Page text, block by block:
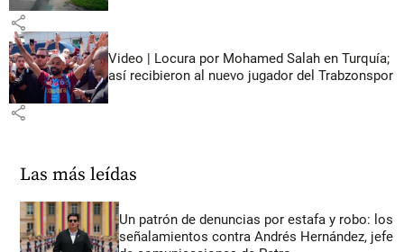
share
Video | Locura por Mohamed Salah en Turquía;
así recibieron al nuevo jugador del Trabzonspor
share
Las más leídas
Un patrón de denuncias por estafa y robo: los
señalamientos contra Andrés Hernández, jefe